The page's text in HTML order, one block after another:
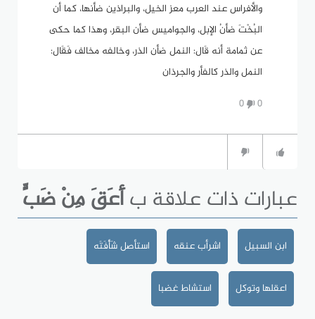
والأفراس عند العرب معز الخيل، والبراذين ضأنها، كما أن
البُخْتَ ضأنُ الإبل، والجواميس ضأن البقر، وهذا كما حكى
عن ثمامة أنه قَال: النمل ضأن الذر، وخالفه مخالف فَقَال:
النمل والذر كالفأر والجرذان
0
0
عبارات ذات علاقة بأَعَقَ مِنْ ضَبٍّ
ابن السبيل اشرأب عنقه استأصل شَأْفَتَه
اعقلها وتوكل استشاط غضبا